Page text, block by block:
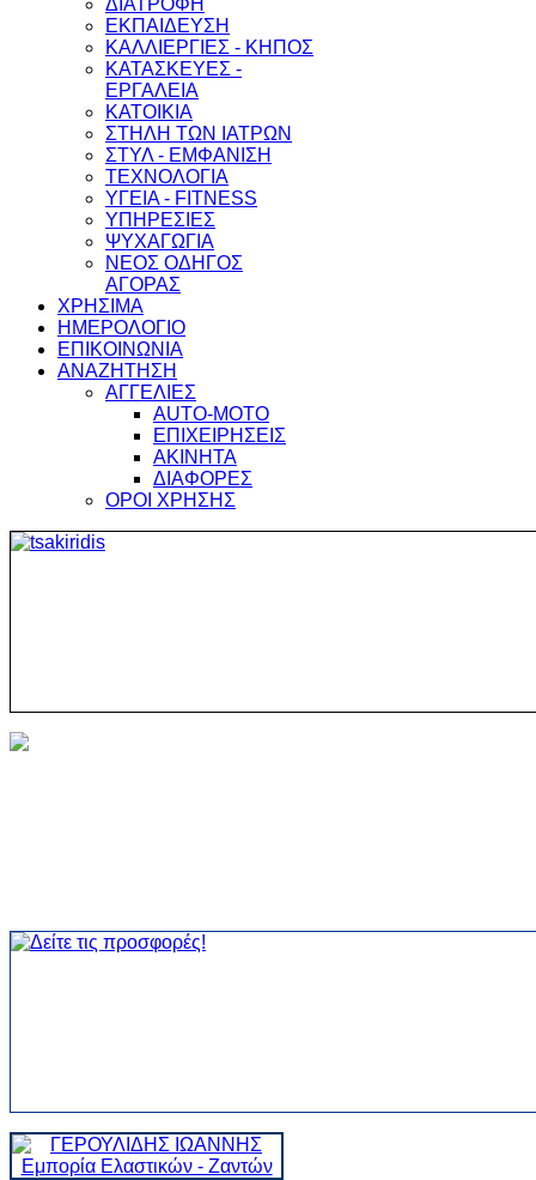
ΔΙΑΤΡΟΦΗ
ΕΚΠΑΙΔΕΥΣΗ
ΚΑΛΛΙΕΡΓΙΕΣ - ΚΗΠΟΣ
ΚΑΤΑΣΚΕΥΕΣ -
ΕΡΓΑΛΕΙΑ
ΚΑΤΟΙΚΙΑ
ΣΤΗΛΗ ΤΩΝ ΙΑΤΡΩΝ
ΣΤΥΛ - ΕΜΦΑΝΙΣΗ
ΤΕΧΝΟΛΟΓΙΑ
ΥΓΕΙΑ - FITNESS
ΥΠΗΡΕΣΙΕΣ
ΨΥΧΑΓΩΓΙΑ
ΝΕΟΣ ΟΔΗΓΟΣ
ΑΓΟΡΑΣ
ΧΡΗΣΙΜΑ
ΗΜΕΡΟΛΟΓΙΟ
ΕΠΙΚΟΙΝΩΝΙΑ
ΑΝΑΖΗΤΗΣΗ
ΑΓΓΕΛΙΕΣ
AUTO-MOTO
ΕΠΙΧΕΙΡΗΣΕΙΣ
ΑΚΙΝΗΤΑ
ΔΙΑΦΟΡΕΣ
ΟΡΟΙ ΧΡΗΣΗΣ